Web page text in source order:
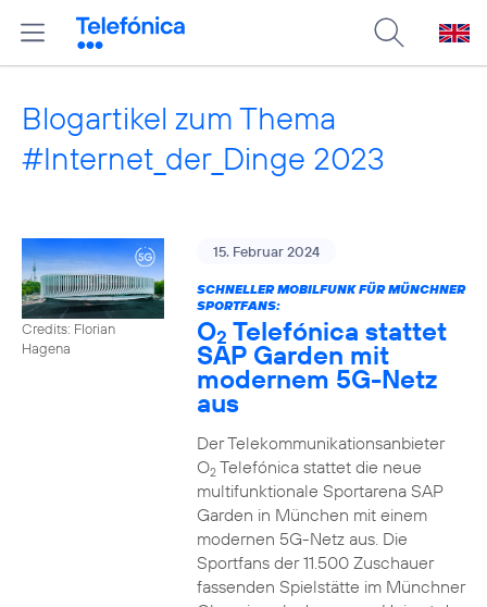
Blogartikel zum Thema
#Internet_der_Dinge 2023
Credits: Florian
Hagena
15. Februar 2024
SCHNELLER MOBILFUNK FÜR MÜNCHNER
SPORTFANS:
O2 Telefónica stattet
SAP Garden mit
modernem 5G-Netz
aus
Der Telekommunikationsanbieter
O2Telefónica stattet die neue
multifunktionale Sportarena SAP
Garden in München mit einem
modernen 5G-Netz aus. Die
Sportfans der 11.500 Zuschauer
fassenden Spielstätte im Münchner